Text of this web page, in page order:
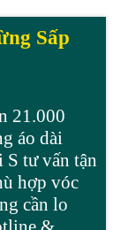
Sấp
21.000
áo dài
S tư vấn tận
hợp vóc
cần lo